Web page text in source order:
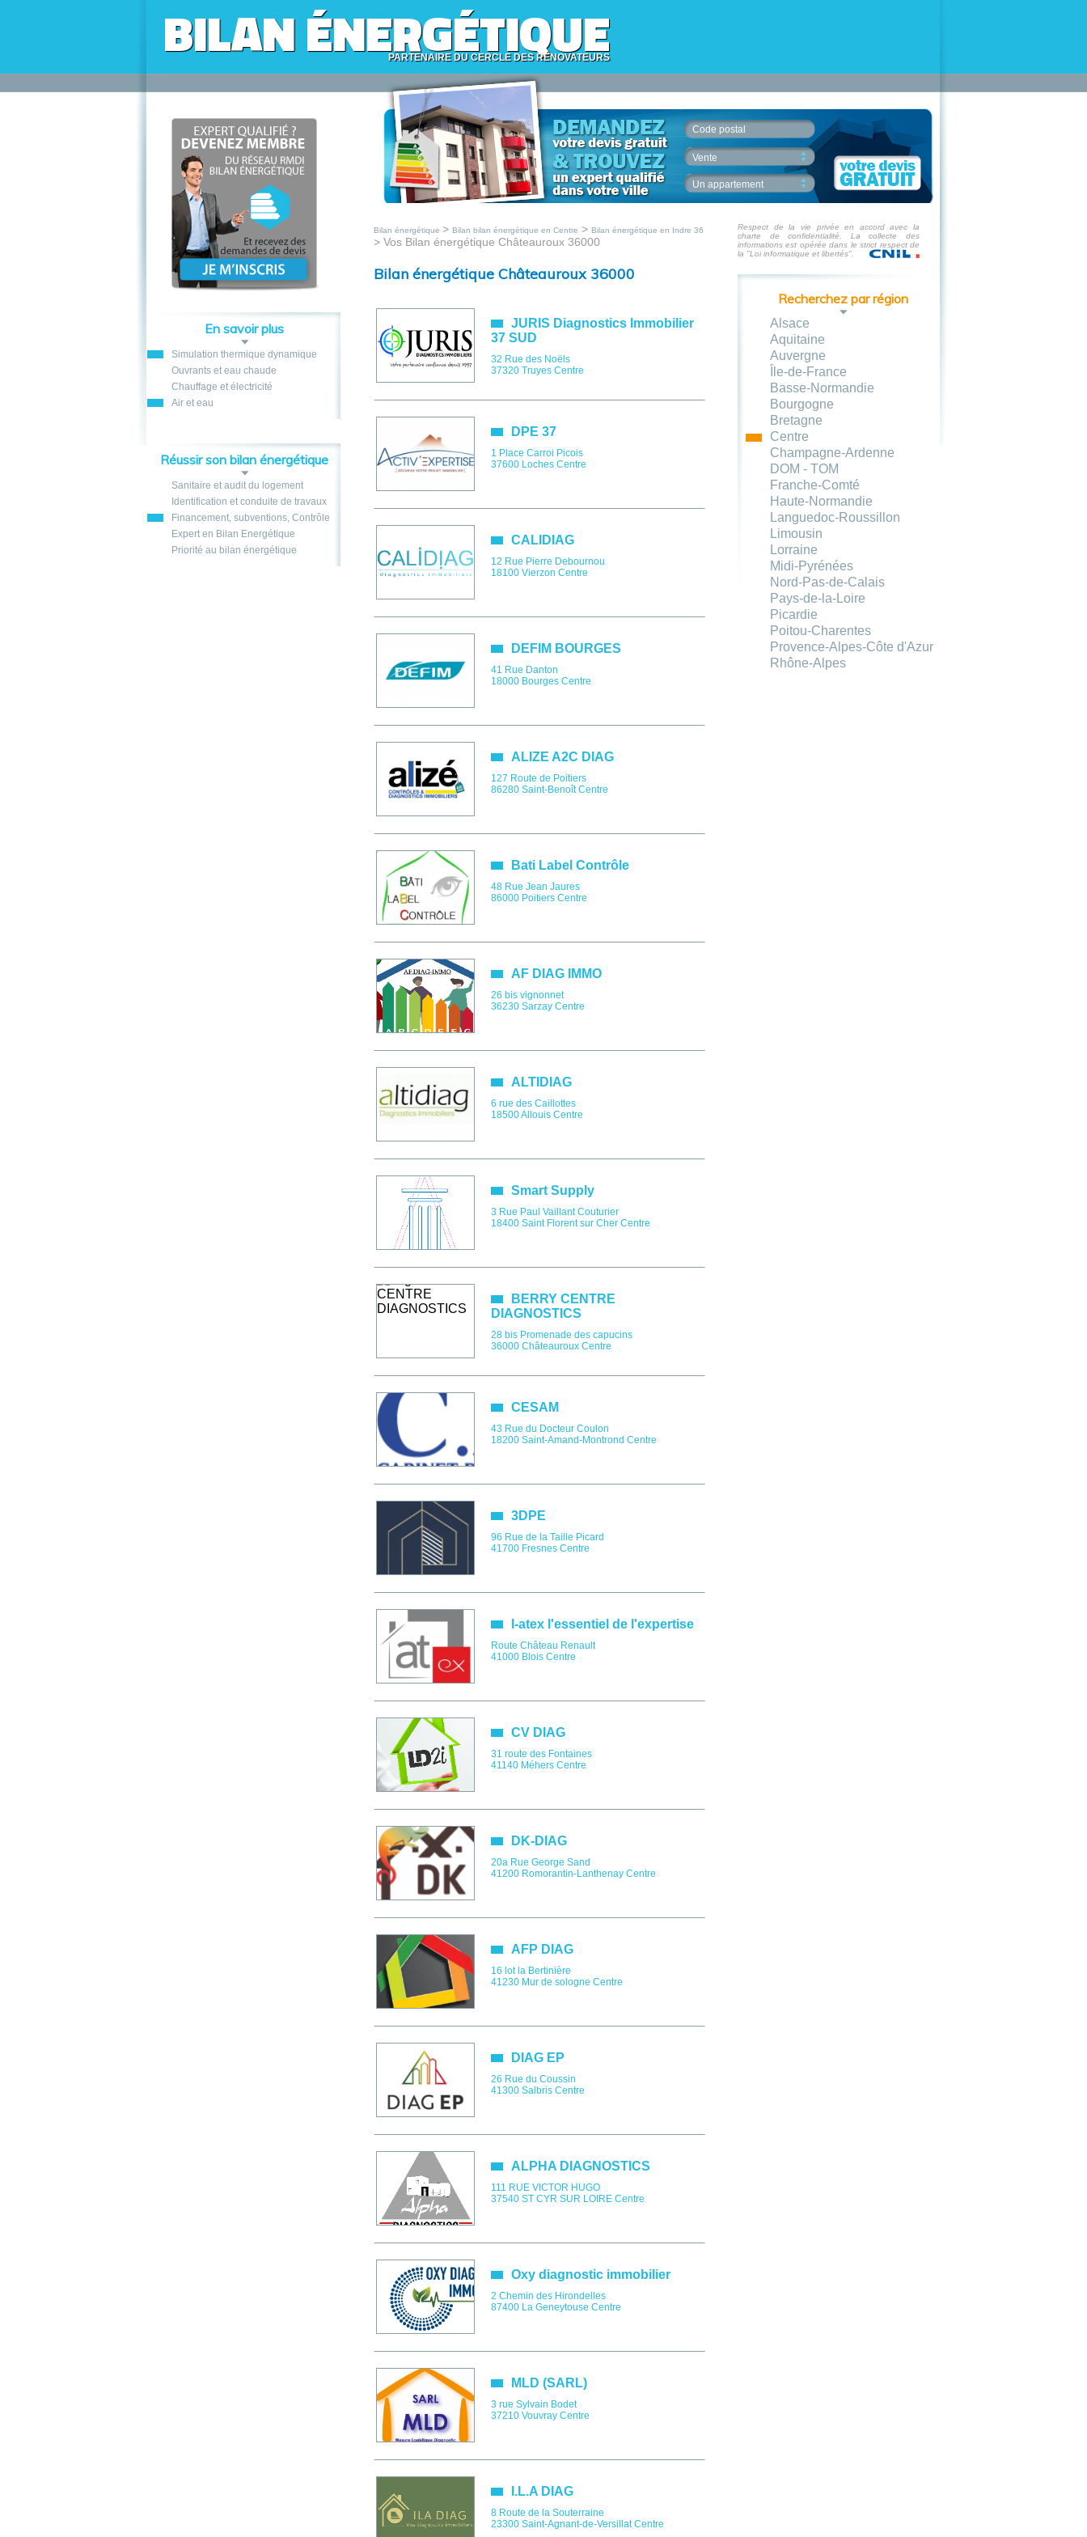
BILAN ÉNERGÉTIQUE
PARTENAIRE DU CERCLE DES RÉNOVATEURS
En savoir plus
Simulation thermique dynamique
Ouvrants et eau chaude
Chauffage et électricité
Air et eau
Réussir son bilan énergétique
Sanitaire et audit du logement
Identification et conduite de travaux
Financement, subventions, Contrôle
Expert en Bilan Energétique
Priorité au bilan énergétique
Code postal
Vente
Un appartement
Respect de la vie privée en accord avec la
charte de confidentialité. La collecte des
informations est opérée dans le strict respect de
la "Loi informatique et libertés".
Recherchez par région
Alsace
Aquitaine
Auvergne
Île-de-France
Basse-Normandie
Bourgogne
Bretagne
Centre
Champagne-Ardenne
DOM - TOM
Franche-Comté
Haute-Normandie
Languedoc-Roussillon
Limousin
Lorraine
Midi-Pyrénées
Nord-Pas-de-Calais
Pays-de-la-Loire
Picardie
Poitou-Charentes
Provence-Alpes-Côte d'Azur
Rhône-Alpes
Bilan énergétique > Bilan bilan énergétique en Centre > Bilan énergétique en Indre 36
> Vos Bilan énergétique Châteauroux 36000
Bilan énergétique Châteauroux 36000
JURIS Diagnostics Immobilier
37 SUD
32 Rue des Noëls
37320 Truyes Centre
DPE 37
1 Place Carroi Picois
37600 Loches Centre
CALIDIAG
12 Rue Pierre Debournou
18100 Vierzon Centre
DEFIM BOURGES
41 Rue Danton
18000 Bourges Centre
ALIZE A2C DIAG
127 Route de Poitiers
86280 Saint-Benoît Centre
Bati Label Contrôle
48 Rue Jean Jaures
86000 Poitiers Centre
AF DIAG IMMO
26 bis vignonnet
36230 Sarzay Centre
ALTIDIAG
6 rue des Caillottes
18500Allouis Centre
Smart Supply
3 Rue Paul Vaillant Couturier
18400 Saint Florent sur Cher Centre
BERRY CENTRE
DIAGNOSTICS
28 bis Promenade des capucins
36000 Châteauroux Centre
CESAM
43 Rue du Docteur Coulon
18200 Saint-Amand-Montrond Centre
3DPE
96 Rue de la Taille Picard
41700 Fresnes Centre
I-atex l'essentiel de l'expertise
Route Château Renault
41000 Blois Centre
CV DIAG
31 route des Fontaines
41140 Méhers Centre
DK-DIAG
20a Rue George Sand
41200 Romorantin-Lanthenay Centre
AFP DIAG
16 lot la Bertinière
41230 Mur de sologne Centre
DIAG EP
26 Rue du Coussin
41300 Salbris Centre
ALPHA DIAGNOSTICS
111 RUE VICTOR HUGO
37540 ST CYR SUR LOIRE Centre
Oxy diagnostic immobilier
2 Chemin des Hirondelles
87400 La Geneytouse Centre
MLD (SARL)
3 rue Sylvain Bodet
37210 Vouvray Centre
I.L.A DIAG
8 Route de la Souterraine
23300 Saint-Agnant-de-Versillat Centre